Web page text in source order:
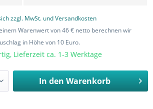
zzgl. MwSt. und Versandkosten
Warenwert von 46 € netto berechnen wir
in Höhe von 10 Euro.
Lieferzeit ca. 1-3 Werktage
In den Warenkorb